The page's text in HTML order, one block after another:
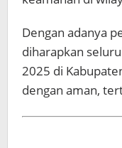
Dengan adanya
diharapkan
2025 di
dengan aman,